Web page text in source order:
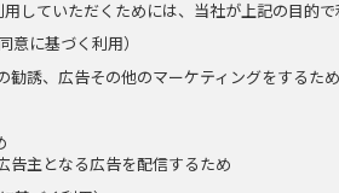
していただくためには、当社が上記の目的
意に基づく利用）
勧誘、広告その他のマーケティングをするため
告主となる広告を配信するため